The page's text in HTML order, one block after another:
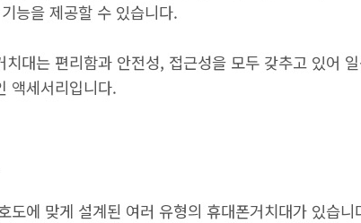
능을 제공할 수 있습니다.
치대는 편리함과 안전성, 접근성을 모두 갖추고 있어
액세서리입니다.
도에 맞게 설계된 여러 유형의 휴대폰거치대가 있습니